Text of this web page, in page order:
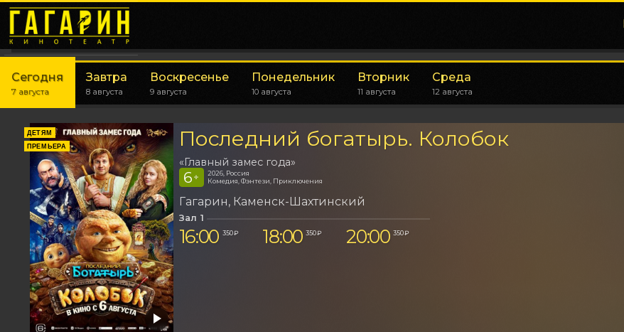
Сегодня
7 августа
Завтра
8 августа
Воскресенье
9 августа
Понедельник
10 августа
Вторник
11 августа
Среда
12 августа
ДЕТЯМ
ПРЕМЬЕРА
Последний богатырь. Колобок
«Главный замес года»
6 +
2026, Россия
Комедия, Фэнтези, Приключения
Гагарин Каменск-Шахтинский
Зал 1
16:00 350 ₽ 18:00 350 ₽ 20:00 350 ₽